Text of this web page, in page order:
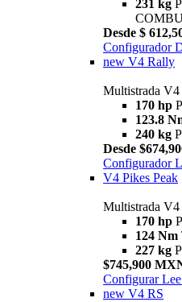
231 kg
Desde $
Configurador
new V4 Rally
Multistrada
170 hp
123.8
240 kg
Desde
Configurador
V4 Pikes Peak
Multistrada V4
170 hp
124 Nm
227 kg
$745,900
Configurar
new V4 RS